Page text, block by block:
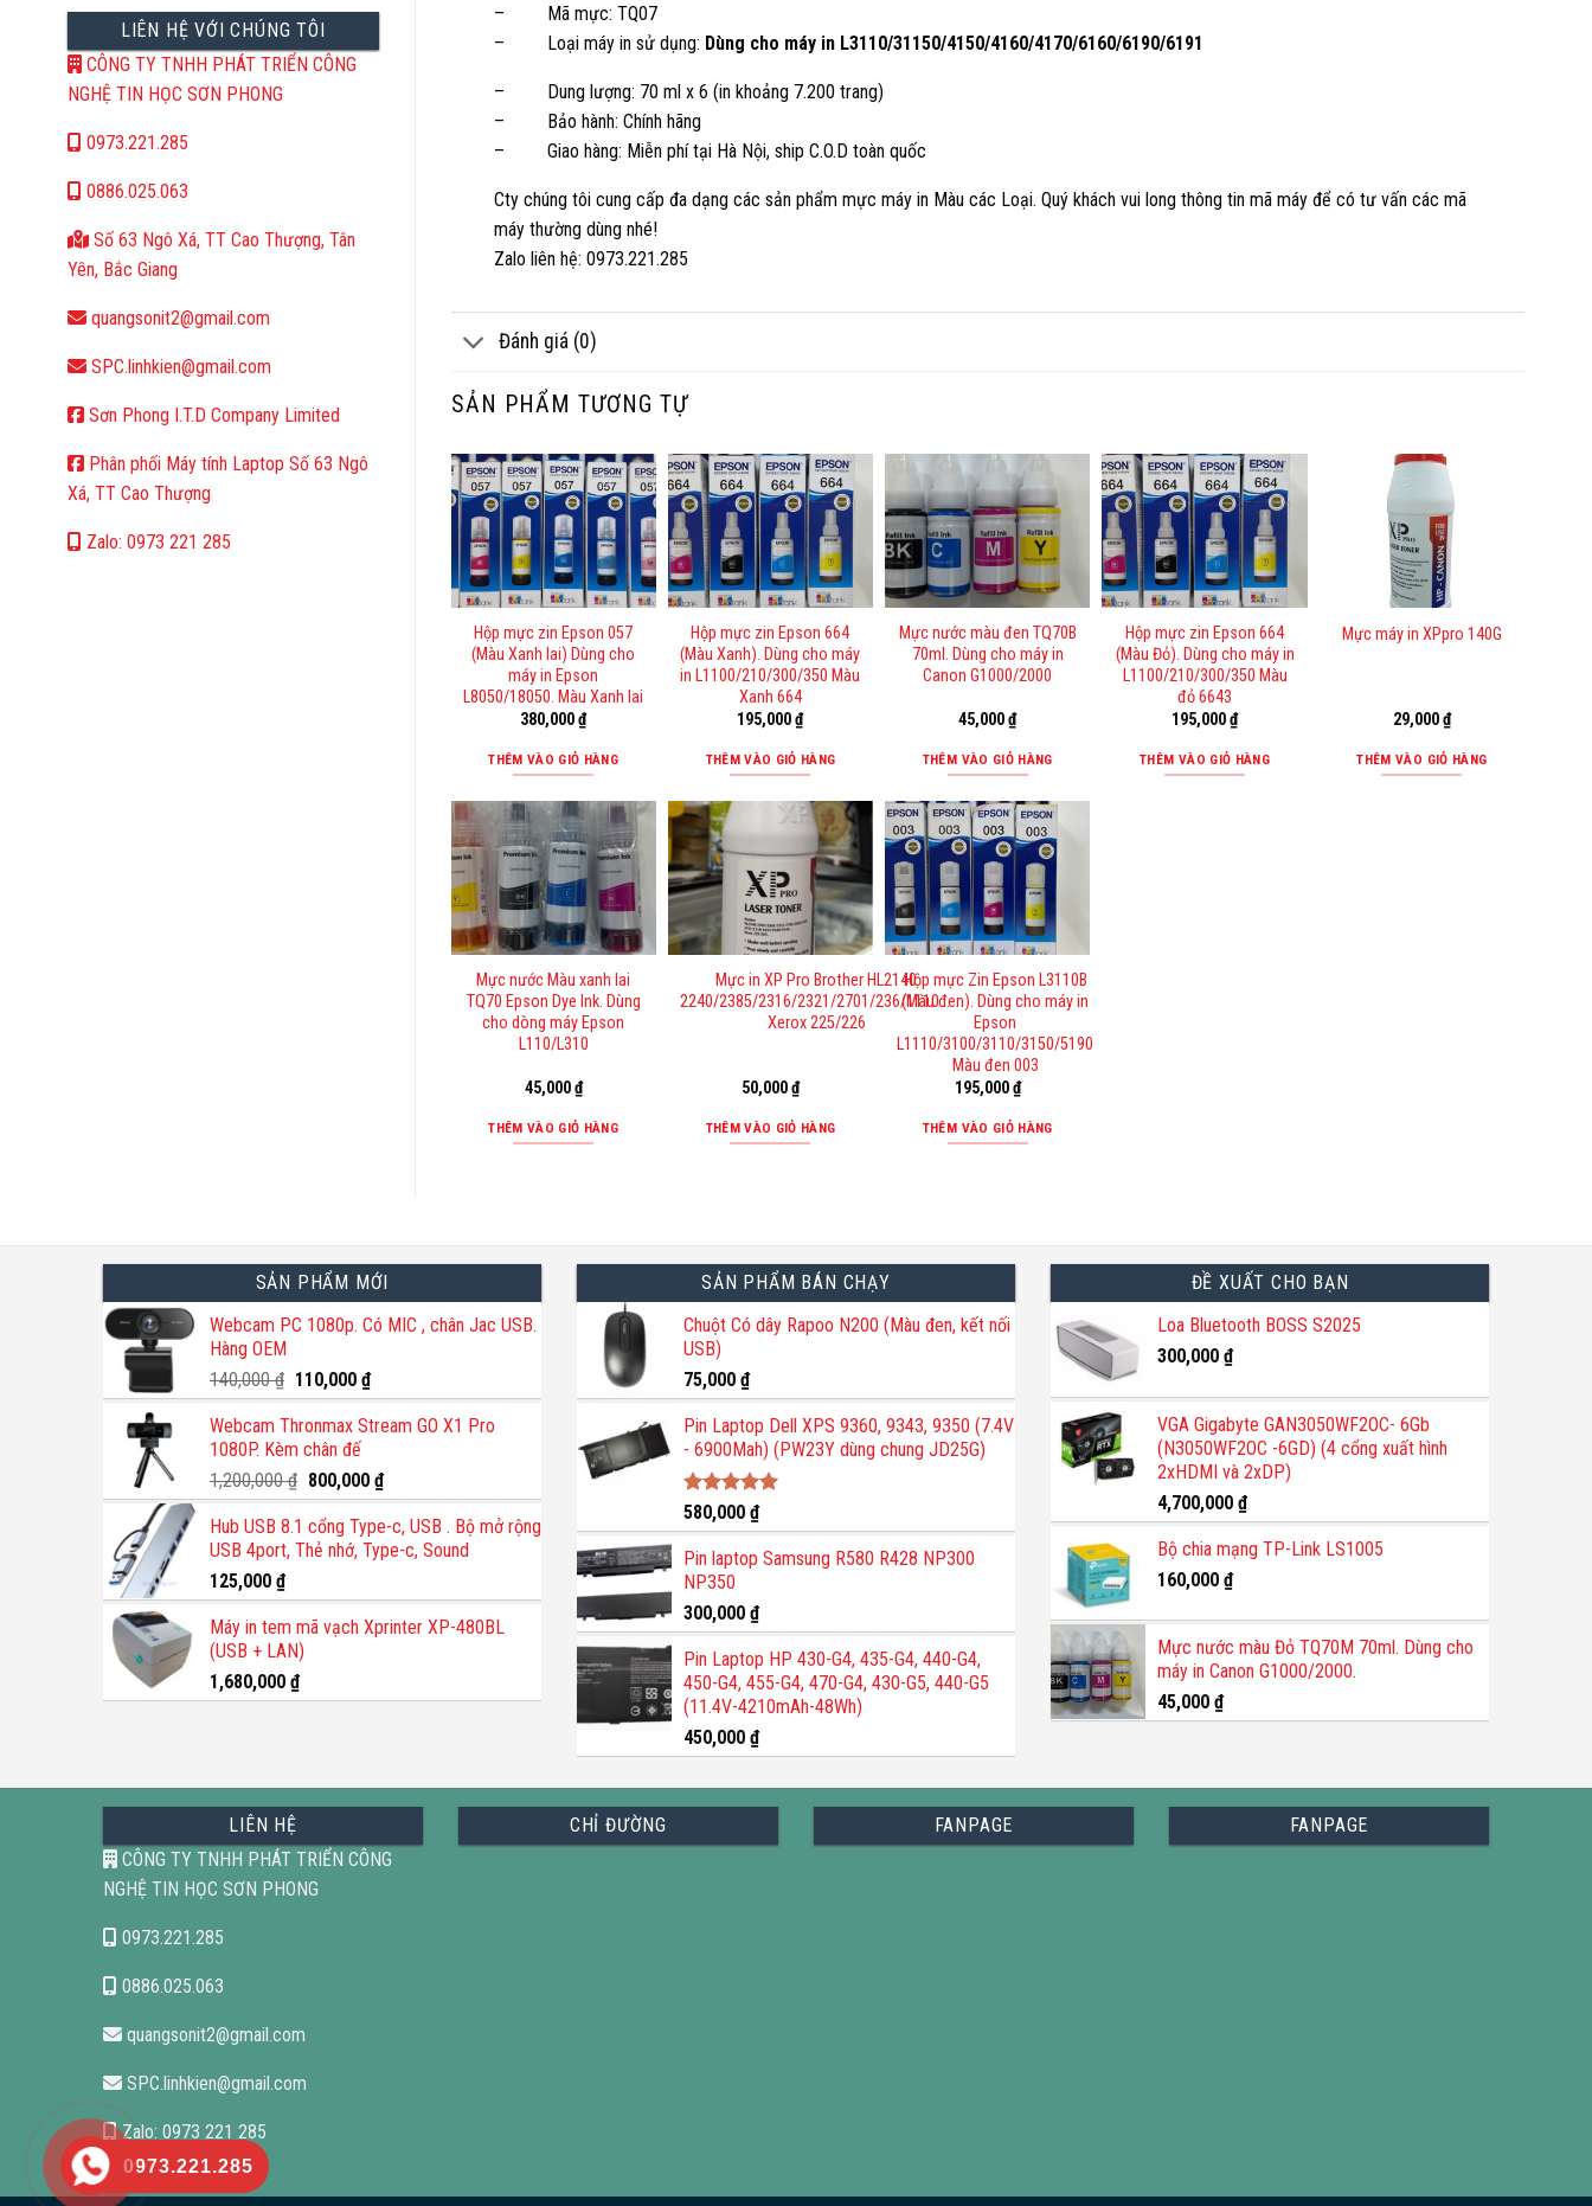
LIÊN HỆ VỚI CHÚNG TÔI
CÔNG TY TNHH PHÁT TRIỂN CÔNG
NGHỆ TIN HỌC SƠN PHONG
0973.221.285
0886.025.063
Số 63 Ngô Xá, TT Cao Thượng, Tân
Yên, Bắc Giang
quangsonit2@gmail.com
SPC.linhkien@gmail.com
Sơn Phong I.T.D Company Limited
Phân phối Máy tính Laptop Số 63 Ngô
Xá, TT Cao Thượng
Zalo: 0973 221 285
– Mã mực: TQ07
– Loại máy in sử dụng: Dùng cho máy in L3110/31150/4150/4160/4170/6160/6190/6191
– Dung lượng: 70 ml x 6 (in khoảng 7.200 trang)
– Bảo hành: Chính hãng
– Giao hàng: Miễn phí tại Hà Nội, ship C.O.D toàn quốc
Cty chúng tôi cung cấp đa dạng các sản phẩm mực máy in Màu các Loại. Quý khách vui long thông tin mã máy để có tư vấn các mã
máy thường dùng nhé!
Zalo liên hệ: 0973.221.285
Đánh giá (0)
SẢN PHẨM TƯƠNG TỰ
Hộp mực zin Epson 057
(Màu Xanh lai) Dùng cho
máy in Epson
L8050/18050. Màu Xanh lai
380,000₫
THÊM VÀO GIỎ HÀNG
Hộp mực zin Epson 664
(Màu Xanh). Dùng cho máy
in L1100/210/300/350 Màu
Xanh 664
195,000₫
THÊM VÀO GIỎ HÀNG
Mực nước màu đen TQ70B
70ml. Dùng cho máy in
Canon G1000/2000
45,000₫
THÊM VÀO GIỎ HÀNG
Hộp mực zin Epson 664
(Màu Đỏ). Dùng cho máy in
L1100/210/300/350 Màu
đỏ 6643
195,000₫
THÊM VÀO GIỎ HÀNG
Mực máy in XPpro 140G
29,000₫
THÊM VÀO GIỎ HÀNG
Mực nước Màu xanh lai
TQ70 Epson Dye Ink. Dùng
cho dòng máy Epson
L110/L310
45,000₫
THÊM VÀO GIỎ HÀNG
Mực in XP Pro Brother HL2140
2240/2385/2316/2321/2701/236/1110….
Xerox 225/226
50,000₫
THÊM VÀO GIỎ HÀNG
Hộp mực Zin Epson L3110B
(Màu đen). Dùng cho máy in
Epson
L1110/3100/3110/3150/5190
Màu đen 003
195,000₫
THÊM VÀO GIỎ HÀNG
SẢN PHẨM MỚI
Webcam PC 1080p. Có MIC , chân Jac USB.
Hàng OEM
140,000₫ Giá
gốc
là:
140,000 ₫.
110,000 ₫Giá
hiện
tại
110,000 ₫.
Webcam Thronmax Stream GO X1 Pro
1080P. Kèm chân đế
1,200,000₫ Giá
gốc
là:
1,200,000 ₫.
800,000 ₫Giá
hiện
tại
là:
Hub USB 8.1 cổng Type-c, USB . Bộ mở rộng
USB 4port, Thẻ nhớ, Type-c, Sound
125,000 ₫
Máy in tem mã vạch Xprinter XP-480BL
(USB + LAN)
1,680,000 ₫
SẢN PHẨM BÁN CHẠY
Chuột Có dây Rapoo N200 (Màu đen, kết nối
USB)
75,000 ₫
Pin Laptop Dell XPS 9360, 9343, 9350 (7.4V
- 6900Mah) (PW23Y dùng chung JD25G)
Được xếp
hạng5.00
5 sao
580,000 ₫
Pin laptop Samsung R580 R428 NP300
NP350
300,000 ₫
Pin Laptop HP 430-G4, 435-G4, 440-G4,
450-G4, 455-G4, 470-G4, 430-G5, 440-G5
(11.4V-4210mAh-48Wh)
450,000 ₫
ĐỀ XUẤT CHO BẠN
Loa Bluetooth BOSS S2025
300,000 ₫
VGA Gigabyte GAN3050WF2OC- 6Gb
(N3050WF2OC -6GD) (4 cổng xuất hình
2xHDMI và 2xDP)
4,700,000 ₫
Bộ chia mạng TP-Link LS1005
160,000 ₫
Mực nước màu Đỏ TQ70M 70ml. Dùng cho
máy in Canon G1000/2000.
45,000 ₫
LIÊN HỆ
CÔNG TY TNHH PHÁT TRIỂN CÔNG
NGHỆ TIN HỌC SƠN PHONG
0973.221.285
0886.025.063
quangsonit2@gmail.com
SPC.linhkien@gmail.com
Zalo: 0973 221 285
CHỈ ĐƯỜNG FANPAGE FANPAGE
0973.221.285